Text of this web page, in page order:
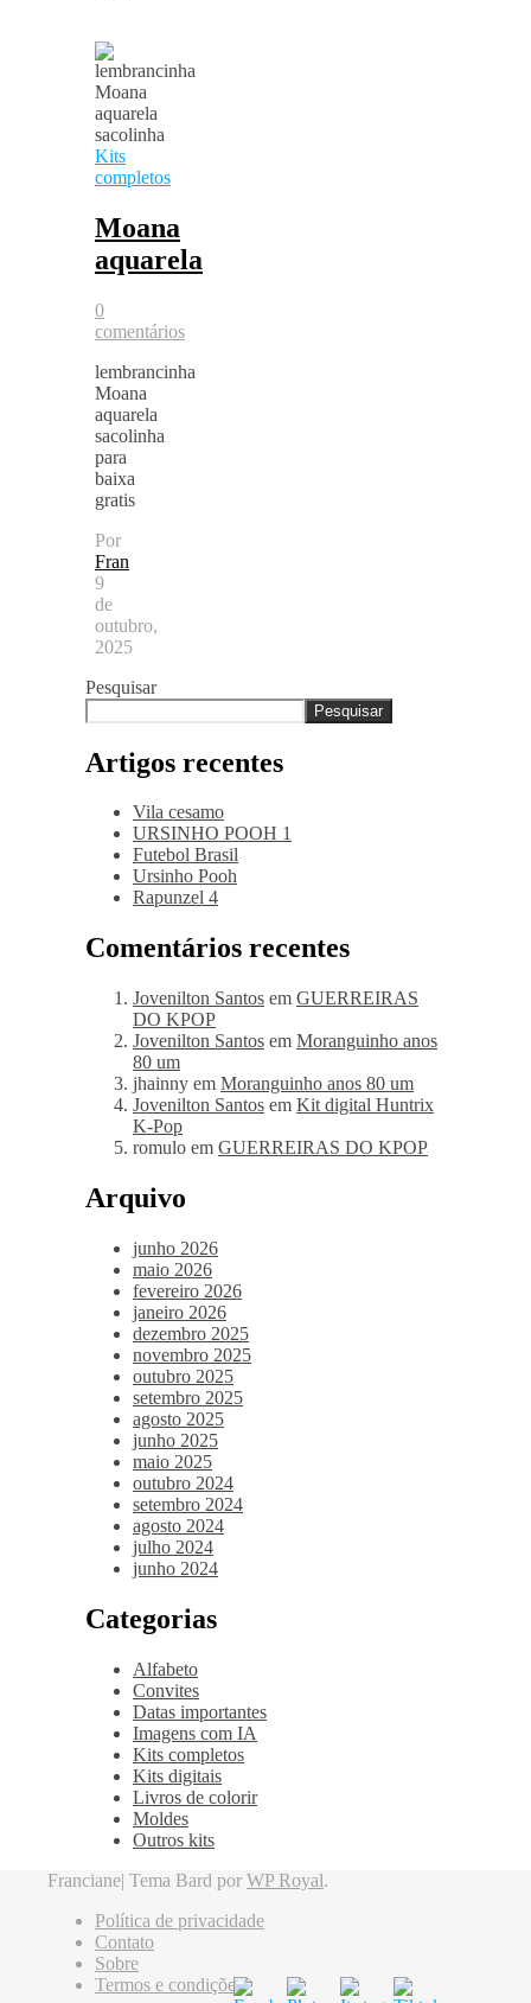
Kits
completos
Moana
aquarela
0
comentários
lembrancinha
Moana
aquarela
sacolinha
para
baixa
gratis
Por
Fran
9
de
outubro,
2025
Pesquisar
Pesquisar
Artigos recentes
Vila cesamo
URSINHO POOH 1
Futebol Brasil
Ursinho Pooh
Rapunzel 4
Comentários recentes
Jovenilton Santos em GUERREIRAS
DO KPOP
Jovenilton Santos em Moranguinho anos
80 um
jhainny em Moranguinho anos 80 um
Jovenilton Santos em Kit digital Huntrix
K-Pop
romulo em GUERREIRAS DO KPOP
Arquivo
junho 2026
maio 2026
fevereiro 2026
janeiro 2026
dezembro 2025
novembro 2025
outubro 2025
setembro 2025
agosto 2025
junho 2025
maio 2025
outubro 2024
setembro 2024
agosto 2024
julho 2024
junho 2024
Categorias
Alfabeto
Convites
Datas importantes
Imagens com IA
Kits completos
Kits digitais
Livros de colorir
Moldes
Outros kits
Franciane| Tema Bard por WP Royal.
Política de privacidade
Contato
Sobre
Termos e condições